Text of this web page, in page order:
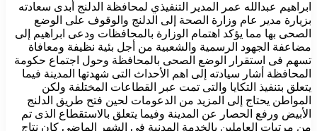
ابراهيم عبدالله عمر المدير التنفيذي لمحافظة الدلنج أبدى سعادته
بزيارة مدير عام وزارة الصحة إلى الدلنج والوقوف على الوضع
الصحى بها مما يؤكد اهتمام الوزارة بالمحافظات ودعى ابراهيم إلى
مضاعفة الجهود الرسمية والشعبية من أجل بئية نظيفة ومعافاة
تسهم فى استقرار الوضع الصحى بالمحافظة وحول اجتماع حكومة
المحافظة أشار سيادته إلى اهم الأحداث التى شهدتها المدينة فيما
يتعلق بتنفيذ التكايا والتى تمت عبر القطاعات المختلفة ولكن
المواطن يحتاج إلى المزيد من الدعومات لحين فتح طريق الدلنج
الأبيض ورفع الحصار عن المدينة وفيما يتعلق بالاستقطاع الذى تم
من مرتبات العاملين بالخدمة المدنية فى الشهر الماضى كان نتاج